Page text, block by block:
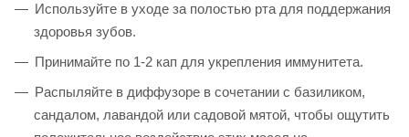
Используйте в уходе за полостью рта для поддержания
здоровья зубов.
Принимайте по 1-2 кап для укрепления иммунитета.
Распыляйте в диффузоре в сочетании с базиликом,
сандалом, лавандой или садовой мятой, чтобы ощутить